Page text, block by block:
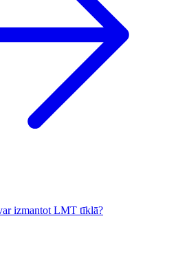
izmantot LMT tīklā?